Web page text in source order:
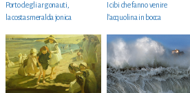
Porto degli argonauti,
la costa smeralda jonica
I cibi che fanno venire
l’acquolina in bocca